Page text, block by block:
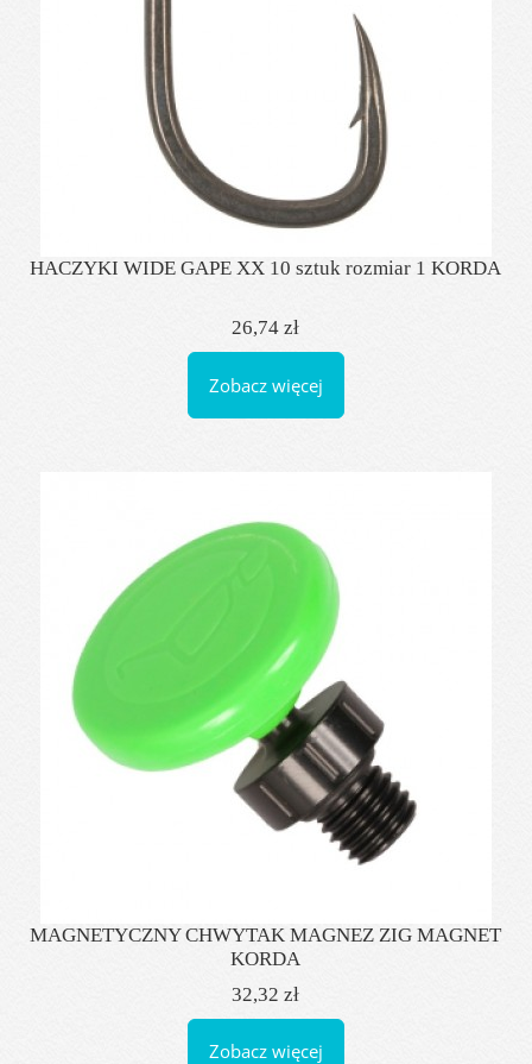
HACZYKI WIDE GAPE XX 10 sztuk rozmiar 1 KORDA
26,74 zł
Zobacz więcej
MAGNETYCZNY CHWYTAK MAGNEZ ZIG MAGNET
KORDA
32,32 zł
Zobacz więcej